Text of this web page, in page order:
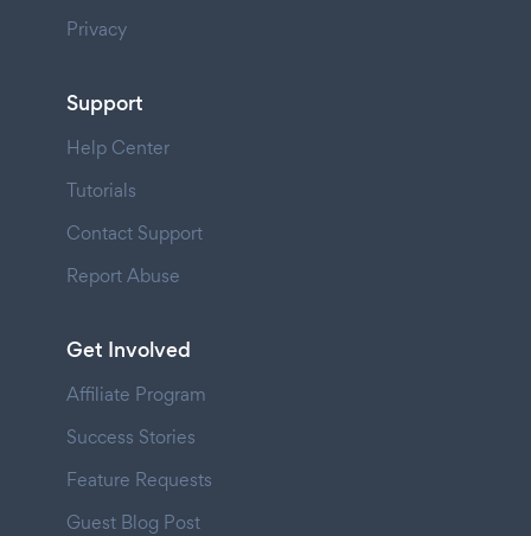
Privacy
Support
Help Center
Tutorials
Contact Support
Report Abuse
Get Involved
Affiliate Program
Success Stories
Feature Requests
Guest Blog Post